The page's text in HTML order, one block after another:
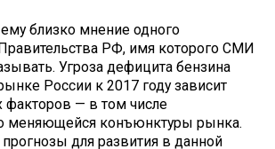
близко мнение одного
РФ, имя которого СМИ
Угроза дефицита бензина
России к 2017 году зависит
факторов — в том числе
меняющейся конъюнктуры рынка.
для развития в данной